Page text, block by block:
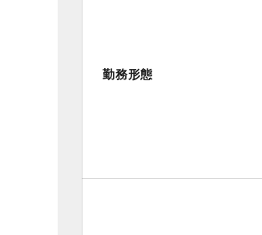
勤務形態